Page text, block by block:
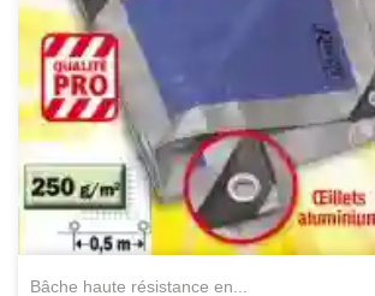
bâche haute résistance en...